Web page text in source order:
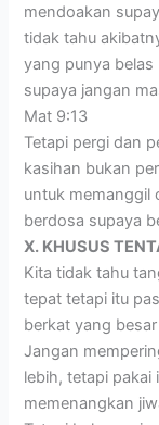
mendoakan
tidak tahu
yang punya
supaya jangan
Mat 9:13
Tetapi pergi dan
kasihan bukan
untuk memanggil
berdosa supaya
X. KHUSUS
Kita tidak tahu
tepat tetapi itu
berkat yang
Jangan
lebih, tetapi pakai
memenangkan